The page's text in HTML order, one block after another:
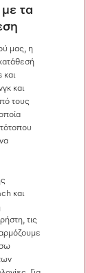
τα
μας, η
και
και
τους
και
τις